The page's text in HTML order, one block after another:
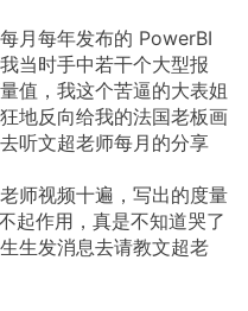
月每年发布的 PowerBI
当时手中若干个大型报
值，我这个苦逼的大表姐
地反向给我的法国老板画
听文超老师每月的分享
师视频十遍，写出的度量
起作用，真是不知道哭了
生发消息去请教文超老